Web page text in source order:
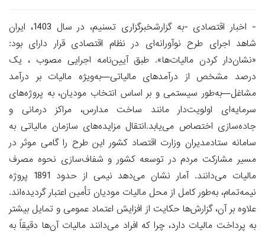
- اخبار اقتصادی -به گزارشخبرگزاری تسنیم، در سال 1403، ایران
شاهد اجرای طرح نوآورانه‌ای در نظام اقتصادی قرار دارای بود:
«نشان‌دار کردن مالیات‌ها». طبق آیین‌نامه اجرایی مصوب ، یک
درصد مشخص از درآمدهای مالیاتی—به‌ویژه مالیات بر درآمد
مشاغل—به‌طور سیستمی و بر اساس انتخاب مودیان، به پروژه‌های
سرمایه‌ای اولویت‌دار مانند ساخت مدارس، مراکز درمانی و
جاده‌سازی اختصاص می‌یابد.انتقال مزایده‌های سازمان مالیاتی به
سامانه ستادمدیران وزارت اقتصاد کشور این طرح را گامی موثر در
مسیر مشارکت مردم در توسعه کشور و شفاف‌سازی نحوه مصرف
مالیات می‌دانند. آمار نشان می‌دهد نیمی از حدود 1891 پروژه
نیمه‌تمام، به‌طور کامل از محل مالیات مودیان تأمین اعتبار گردیده‌اند.
علاوه بر آن، گزارش‌ها حکایت از افزایش اعتماد عمومی و تمایل بیشتر
به پرداخت مالیات دارد، چرا که افراد می‌دانند مالیات آن‌ها دقیقاً به